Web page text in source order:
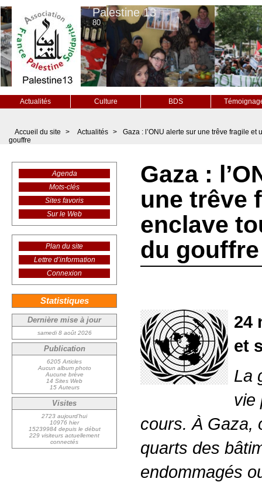
Palestine 13
80
Actualités Culture BDS
Accueil du site > Actualités >
Gaza : l’ONU alerte sur une trêve fragile
gouffre
Gaza :
une trêve
enclave
du gouffre
24
et
La
vie
cours. À Gaza,
quarts des
endommagés
Agenda
Mots-clés
Sites favoris
Sur le Web
Plan du site
Lettre d’information
Connexion
Statistiques
Dernière mise à jour
samedi 8 août 2026
Publication
6205 Articles
Aucun album photo
Aucune brève
14 Sites Web
15 Auteurs
Visites
2723 aujourd’hui
10976 hier
15239984 depuis le début
229 visiteurs actuellement
connectés